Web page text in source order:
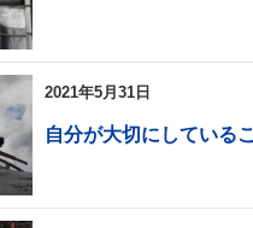
2021年5月31日
自分が大切にしている